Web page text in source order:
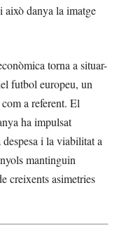
això danya la imatge
torna a situar-
futbol europeu, un
a referent. El
ha impulsat
i la viabilitat a
mantinguin
creixents asimetries